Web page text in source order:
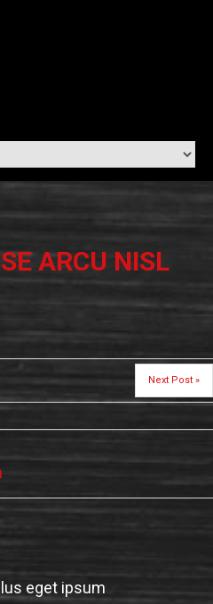
ARCU NISL
Next Post »
eget ipsum